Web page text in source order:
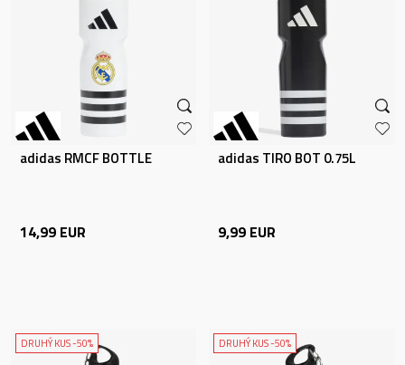
adidas RMCF BOTTLE
14,99 EUR
adidas TIRO BOT 0.75L
9,99 EUR
DRUHÝ KUS -50% DRUHÝ KUS -50%